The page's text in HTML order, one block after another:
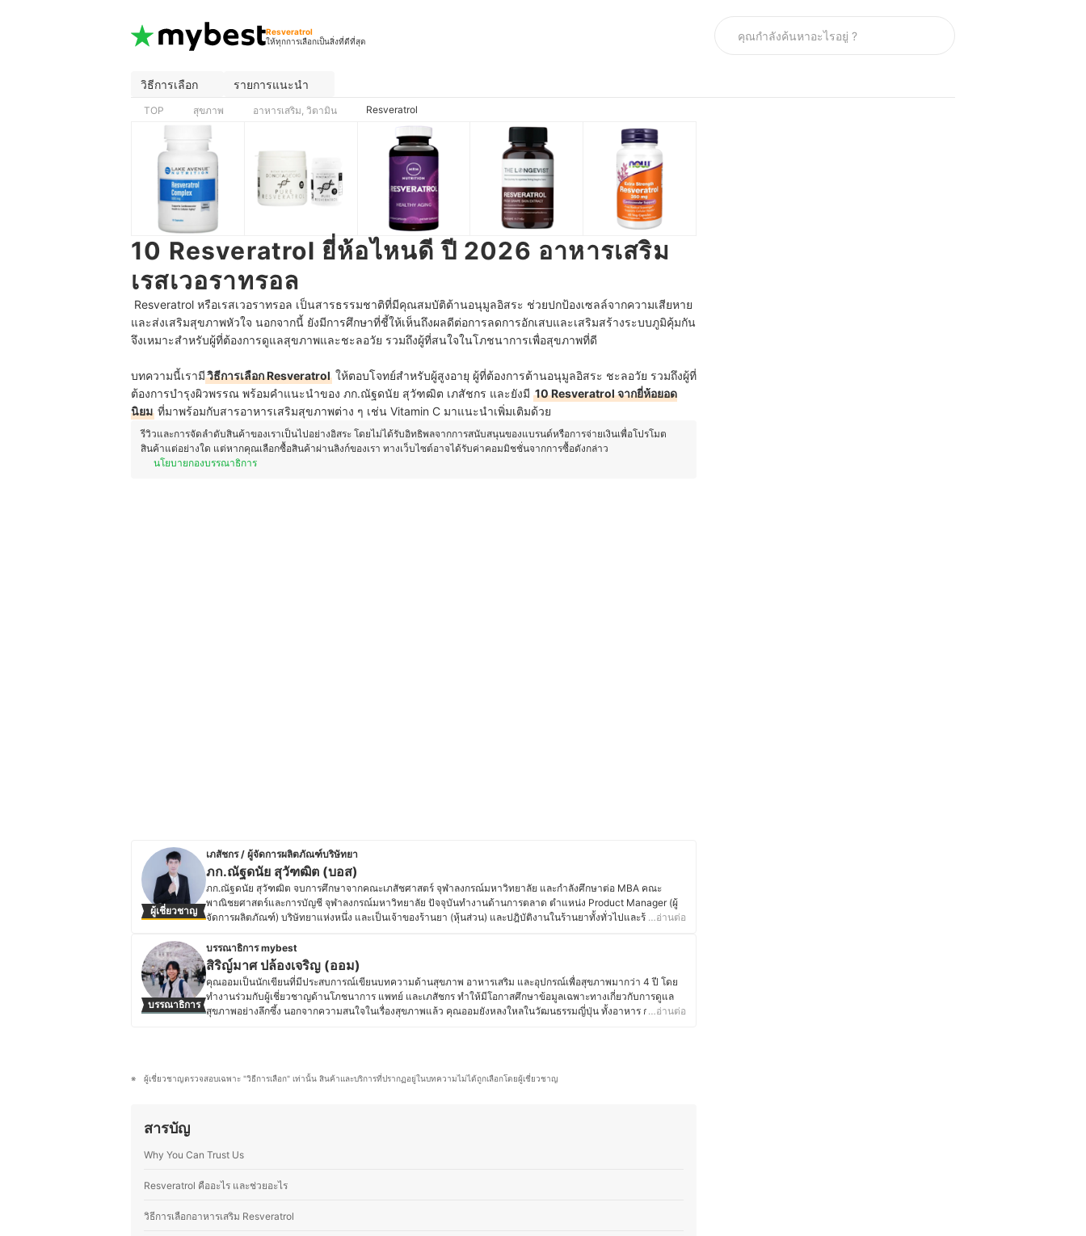
Resveratrol
ให้ทุกการเลือกเป็นสิ่งที่ดีที่สุด
วิธีการเลือก รายการแนะนำ
TOP สุขภาพ อาหารเสริม, วิตามิน Resveratrol
10 Resveratrol ยี่ห้อไหนดี ปี 2026 อาหารเสริม
เรสเวอราทรอล
Resveratrol หรือเรสเวอราทรอล เป็นสารธรรมชาติที่มีคุณสมบัติต้านอนุมูลอิสระ ช่วยปกป้องเซลล์จากความเสียหาย
และส่งเสริมสุขภาพหัวใจ นอกจากนี้ ยังมีการศึกษาที่ชี้ให้เห็นถึงผลดีต่อการลดการอักเสบและเสริมสร้างระบบภูมิคุ้มกัน
จึงเหมาะสำหรับผู้ที่ต้องการดูแลสุขภาพและชะลอวัย รวมถึงผู้ที่สนใจในโภชนาการเพื่อสุขภาพที่ดี
บทความนี้เรามีวิธีการเลือก Resveratrol ให้ตอบโจทย์สำหรับผู้สูงอายุ ผู้ที่ต้องการต้านอนุมูลอิสระ ชะลอวัย รวมถึงผู้ที่
ต้องการบำรุงผิวพรรณ พร้อมคำแนะนำของ ภก.ณัฐดนัย สุวัฑฒิต เภสัชกร และยังมี 10 Resveratrol จากยี่ห้อยอด
นิยม ที่มาพร้อมกับสารอาหารเสริมสุขภาพต่าง ๆ เช่น Vitamin C มาแนะนำเพิ่มเติมด้วย
รีวิวและการจัดลำดับสินค้าของเราเป็นไปอย่างอิสระ โดยไม่ได้รับอิทธิพลจากการสนับสนุนของแบรนด์หรือการจ่ายเงินเพื่อโปรโมต
สินค้าแต่อย่างใด แต่หากคุณเลือกซื้อสินค้าผ่านลิงก์ของเรา ทางเว็บไซต์อาจได้รับค่าคอมมิชชั่นจากการซื้อดังกล่าว
นโยบายกองบรรณาธิการ
ผู้เชี่ยวชาญ
เภสัชกร / ผู้จัดการผลิตภัณฑ์บริษัทยา
ภก.ณัฐดนัย สุวัฑฒิต (บอส)
ภก.ณัฐดนัย สุวัฑฒิต จบการศึกษาจากคณะเภสัชศาสตร์ จุฬาลงกรณ์มหาวิทยาลัย และกำลังศึกษาต่อ MBA คณะ
พาณิชยศาสตร์และการบัญชี จุฬาลงกรณ์มหาวิทยาลัย ปัจจุบันทำงานด้านการตลาด ตำแหน่ง Product Manager (ผู้
จัดการผลิตภัณฑ์) บริษัทยาแห่งหนึ่ง และเป็นเจ้าของร้านยา (หุ้นส่วน) และปฎิบัติงานในร้านยาทั้งทั่วไปและร้านยาเชน
ช่วงสถานการณ์ COVID-19 ด้วย และนอกเหนือจากงานในสายอาชีพแล้ว คุณบอสยังมีประสบการณ์ด้านงานเขียน
บทความลงในเพจและเว็บไซต์ร้านยาขณะที่ทำงานร้านยาอีกด้วย
ประวัติของ ภก.ณัฐดนัย สุวัฑฒิต (บอส)
…อ่านต่อ
บรรณาธิการ
บรรณาธิการ mybest
สิริญ์มาศ ปล้องเจริญ (ออม)
คุณออมเป็นนักเขียนที่มีประสบการณ์เขียนบทความด้านสุขภาพ อาหารเสริม และอุปกรณ์เพื่อสุขภาพมากว่า 4 ปี โดย
ทำงานร่วมกับผู้เชี่ยวชาญด้านโภชนาการ แพทย์ และเภสัชกร ทำให้มีโอกาสศึกษาข้อมูลเฉพาะทางเกี่ยวกับการดูแล
สุขภาพอย่างลึกซึ้ง นอกจากความสนใจในเรื่องสุขภาพแล้ว คุณออมยังหลงใหลในวัฒนธรรมญี่ปุ่น ทั้งอาหาร การใช้
ออมจึงมุ่งมั่นที่จะถ่ายทอดความรู้ให้ผู้อ่านสามารถนำไปปรับใช้ได้จริง
…อ่านต่อ
ผู้เชี่ยวชาญตรวจสอบเฉพาะ "วิธีการเลือก" เท่านั้น สินค้าและบริการที่ปรากฏอยู่ในบทความไม่ได้ถูกเลือกโดยผู้เชี่ยวชาญ
สารบัญ
Why You Can Trust Us
Resveratrol คืออะไร และช่วยอะไร
วิธีการเลือกอาหารเสริม Resveratrol